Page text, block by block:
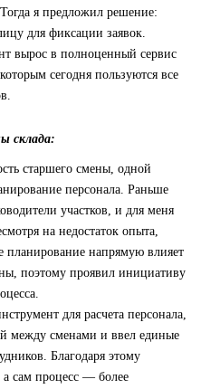
я предложил решение:
для фиксации заявок.
вырос в полноценный сервис
сегодня пользуются все
склада:
старшего смены, одной
персонала. Раньше
участков, и для меня
на недостаток опыта,
планирование напрямую влияет
поэтому проявил инициативу
для расчета персонала,
между сменами и ввел единые
Благодаря этому
а сам процесс — более